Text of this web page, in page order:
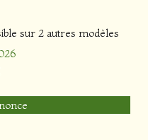
sur 2 autres modèles